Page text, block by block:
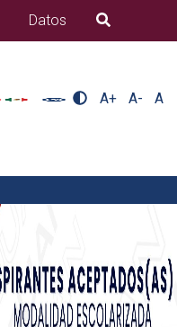
Datos B�squeda
A+ A- A